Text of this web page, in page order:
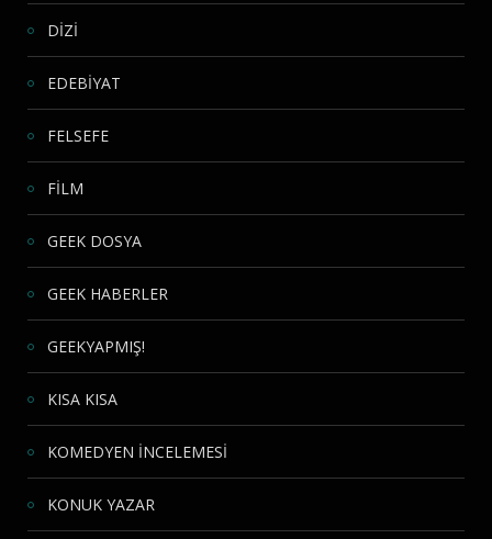
DİZİ
EDEBİYAT
FELSEFE
FİLM
GEEK DOSYA
GEEK HABERLER
GEEKYAPMIŞ!
KISA KISA
KOMEDYEN İNCELEMESİ
KONUK YAZAR